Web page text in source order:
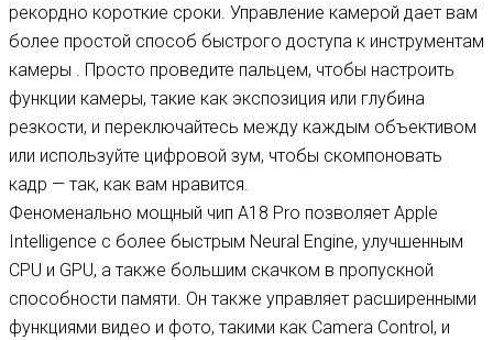
рекордно короткие сроки. Управление камерой дает вам
более простой способ быстрого доступа к инструментам
камеры . Просто проведите пальцем, чтобы настроить
функции камеры, такие как экспозиция или глубина
резкости, и переключайтесь между каждым объективом
или используйте цифровой зум, чтобы скомпоновать
кадр — так, как вам нравится.
Феноменально мощный чип A18 Pro позволяет Apple
Intelligence с более быстрым Neural Engine, улучшенным
CPU и GPU, а также большим скачком в пропускной
способности памяти. Он также управляет расширенными
функциями видео и фото, такими как Camera Control, и